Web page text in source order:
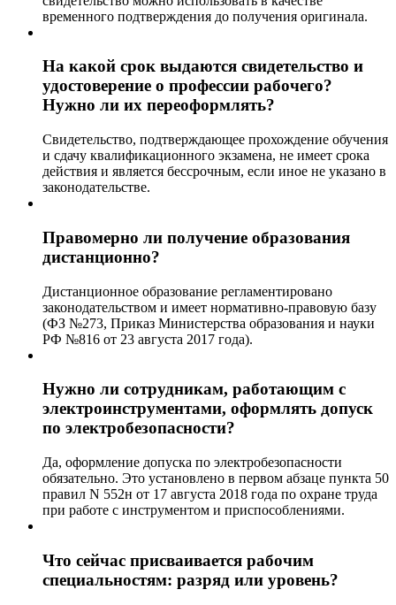
временного подтверждения до получения оригинала.
На какой срок выдаются свидетельство и
удостоверение о профессии рабочего?
Нужно ли их переоформлять?
Свидетельство, подтверждающее прохождение обучения
и сдачу квалификационного экзамена, не имеет срока
действия и является бессрочным, если иное не указано в
законодательстве.
Правомерно ли получение образования
дистанционно?
Дистанционное образование регламентировано
законодательством и имеет нормативно-правовую базу
(ФЗ №273, Приказ Министерства образования и науки
РФ №816 от 23 августа 2017 года).
Нужно ли сотрудникам, работающим с
электроинструментами, оформлять допуск
по электробезопасности?
Да, оформление допуска по электробезопасности
обязательно. Это установлено в первом абзаце пункта 50
правил N 552н от 17 августа 2018 года по охране труда
при работе с инструментом и приспособлениями.
Что сейчас присваивается рабочим
специальностям: разряд или уровень?